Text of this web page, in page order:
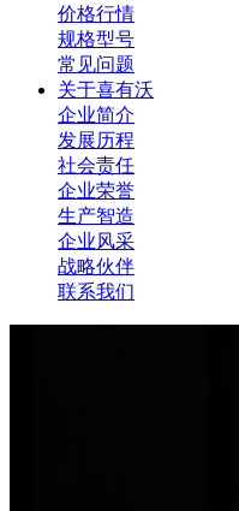
价格行情
规格型号
常见问题
关于喜有沃
企业简介
发展历程
社会责任
企业荣誉
生产智造
企业风采
战略伙伴
联系我们